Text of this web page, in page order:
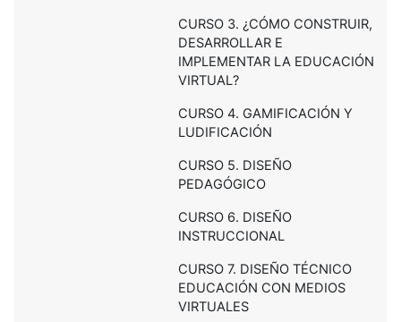
CURSO 3. ¿CÓMO CONSTRUIR,
DESARROLLAR E
IMPLEMENTAR LA EDUCACIÓN
VIRTUAL?
CURSO 4. GAMIFICACIÓN Y
LUDIFICACIÓN
CURSO 5. DISEÑO
PEDAGÓGICO
CURSO 6. DISEÑO
INSTRUCCIONAL
CURSO 7. DISEÑO TÉCNICO
EDUCACIÓN CON MEDIOS
VIRTUALES